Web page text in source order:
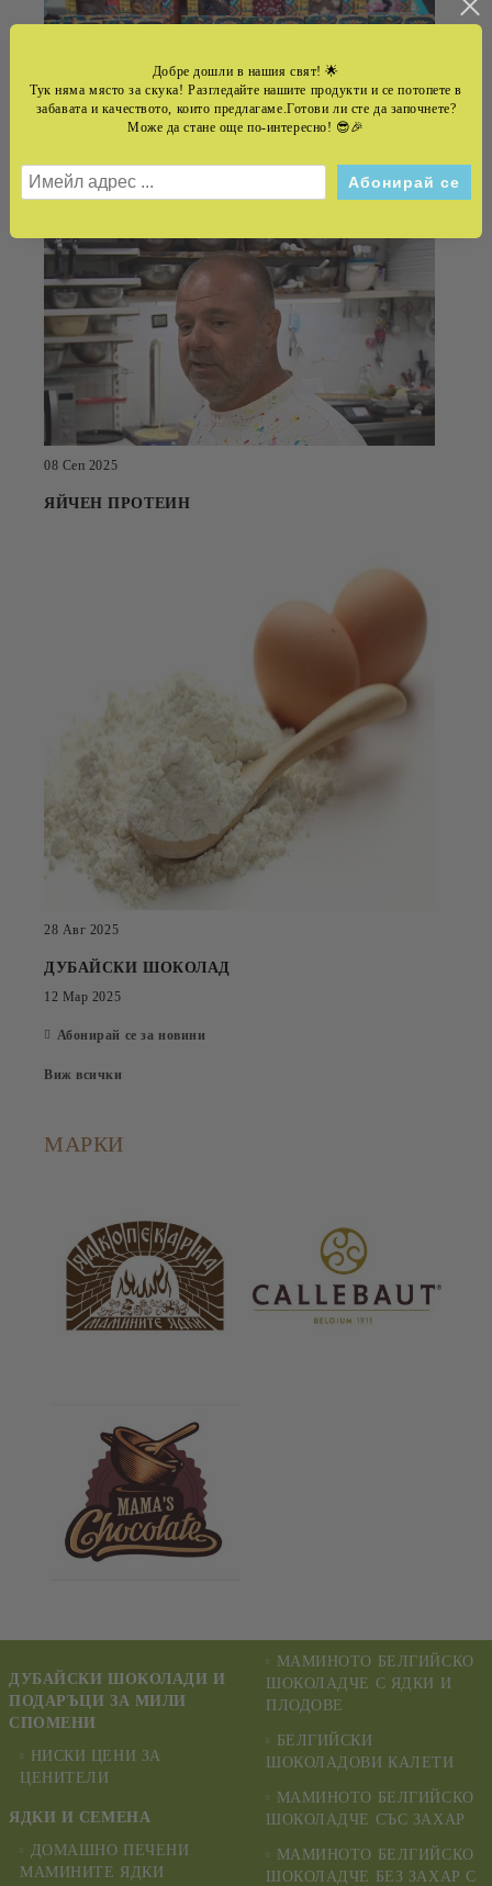
22 Юли 2026
08 Сеп 2025
ЯЙЧЕН ПРОТЕИН
28 Авг 2025
ДУБАЙСКИ ШОКОЛАД
12 Мар 2025
Абонирай се за новини
Виж всички
МАРКИ
ДУБАЙСКИ ШОКОЛАДИ И
ПОДАРЪЦИ ЗА МИЛИ
СПОМЕНИ
НИСКИ ЦЕНИ ЗА
ЦЕНИТЕЛИ
ЯДКИ И СЕМЕНА
ДОМАШНО ПЕЧЕНИ
МАМИНИТЕ ЯДКИ
МАМИНОТО БЕЛГИЙСКО
ШОКОЛАДЧЕ С ЯДКИ И
ПЛОДОВЕ
БЕЛГИЙСКИ
ШОКОЛАДОВИ КАЛЕТИ
МАМИНОТО БЕЛГИЙСКО
ШОКОЛАДЧЕ СЪС ЗАХАР
МАМИНОТО БЕЛГИЙСКО
ШОКОЛАДЧЕ БЕЗ ЗАХАР С
Добре дошли в нашия свят! 🌟
Тук няма място за скука! Разгледайте нашите продукти и се потопете в
забавата и качеството, които предлагаме.Готови ли сте да започнете?
Може да стане още по-интересно! 😎🎉